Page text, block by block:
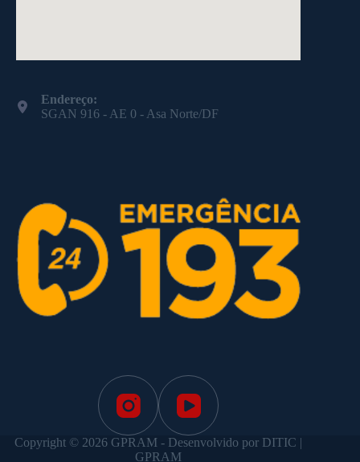
Endereço:
SGAN 916 - AE 0 - Asa Norte/DF
Copyright © 2026 GPRAM - Desenvolvido por DITIC |
GPRAM